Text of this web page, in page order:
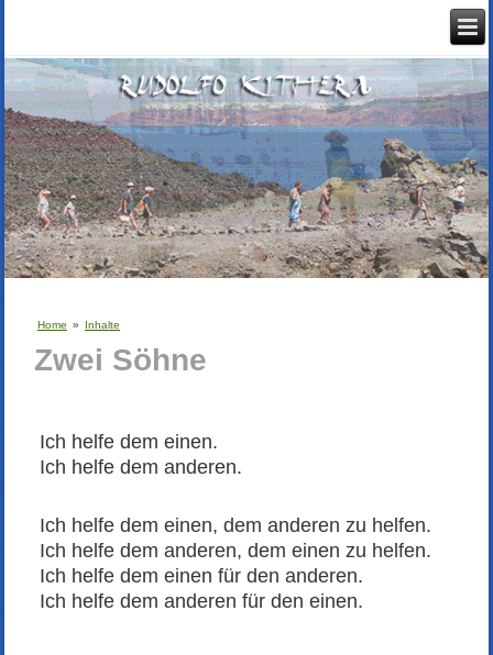
Home » Inhalte
Zwei Söhne
Ich helfe dem einen.
Ich helfe dem anderen.
Ich helfe dem einen, dem anderen zu helfen.
Ich helfe dem anderen, dem einen zu helfen.
Ich helfe dem einen für den anderen.
Ich helfe dem anderen für den einen.